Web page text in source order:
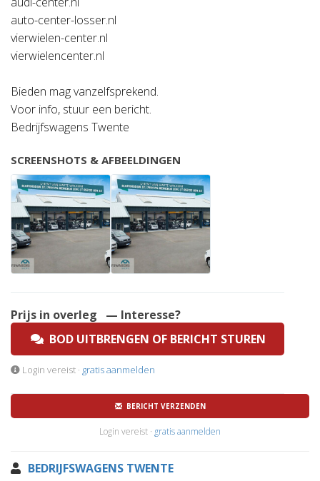
auto-center-losser.nl
vierwielen-center.nl
vierwielencenter.nl
Bieden mag vanzelfsprekend.
Voor info, stuur een bericht.
Bedrijfswagens Twente
SCREENSHOTS & AFBEELDINGEN
Prijs in overleg
— Interesse?
BOD UITBRENGEN OF BERICHT STUREN
Login vereist · gratis aanmelden
BERICHT VERZENDEN
Login vereist · gratis aanmelden
BEDRIJFSWAGENS TWENTE